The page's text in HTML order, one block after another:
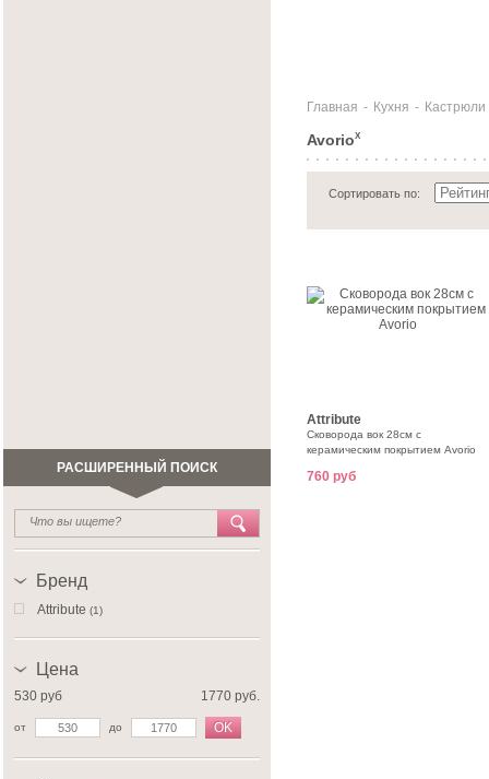
РАСШИРЕННЫЙ ПОИСК
Бренд
Attribute (1)
Цена
530 руб 1770 руб.
от до OK
Главная - Кухня - Кастрюли
AvorioX
Сортировать по:
Attribute
Сковорода вок 28см с
керамическим покрытием Avorio
760 руб